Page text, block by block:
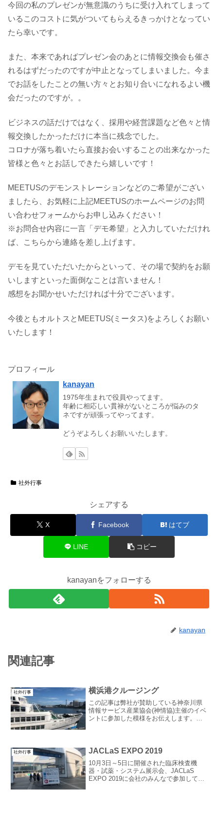
今回の私のプレゼンが無意識のうちに受け入れてしまって
いるこのコストに気がついてもらえるきっかけとなってい
たら幸いです。
また、本来であればプレゼン会のあとに情報交換会も催さ
れるはずだったのですが中止となってしまいました。今ま
でお話をしたことの無い方々とお知り合いになれるよい機
会だったのですが。。
ビジネスの話だけではなく、採用や経営課題など色々と情
報交換したかっただけに本当に残念でした。
コロナが落ち着いたら直接お会いすることの出来なかった
皆様と色々とお話しできたら嬉しいです！
MEETUSのデモンストレーションなどのご希望がござい
ましたら、お気軽に上記MEETUSのホームページのお問
い合わせフォームからお申し込みください！
※お問合せ内容に一言「デモ希望」と入力していただけれ
ば、こちらから連絡を差し上げます。
デモを見ていただいたからといって、その場で契約をお願
いしますといった面倒なことは言いません！
感想をお聞かせいただければ十分でございます。
今後ともオルトスとMEETUS(ミータス)をよろしくお願い
いたします！
プロフィール
kanayan
1975年生まれで役員やってます。
年齢に相応しい貫禄がないところが悩みのタ
ネですが頑張ってやってます。
どうぞよろしくお願いいたします。
社外行事
シェアする
X Facebook はてブ
LINE コピー
kanayanをフォローする
kanayan
関連記事
社外行事 横浜港クルージング
この記事は弊社が賛助している神奈川県
情報サービス産業協会(神情協)主催のイベ
ントに参加した模様をお伝えします。神
したが、今年はディ...
社外行事 JACLaS EXPO 2019
10月3日～5日に開催された臨床検査機
器・試薬・システム展示会、JACLaS
EXPO 2019に会社のみんなで参加してき